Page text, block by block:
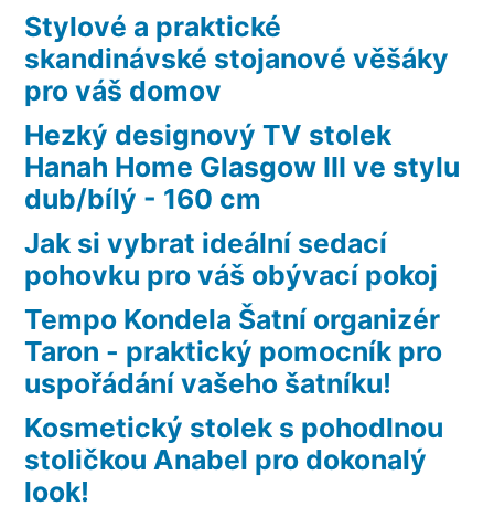
Stylové a praktické
skandinávské stojanové věšáky
pro váš domov
Hezký designový TV stolek
Hanah Home Glasgow III ve stylu
dub/bílý - 160 cm
Jak si vybrat ideální sedací
pohovku pro váš obývací pokoj
Tempo Kondela Šatní organizér
Taron - praktický pomocník pro
uspořádání vašeho šatníku!
Kosmetický stolek s pohodlnou
stoličkou Anabel pro dokonalý
look!